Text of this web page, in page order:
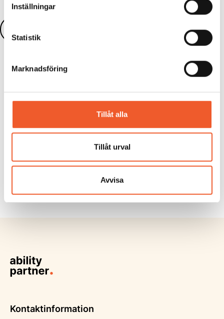
Inställningar
Statistik
Marknadsföring
Tillåt alla
Tillåt urval
Avvisa
KONFERENS
Den självklara mötesplatsen för dig som
utvecklar sim- och badanläggningar! Var med
när branschen träffas och nätverka m...
Kontaktinformation